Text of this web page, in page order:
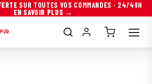
SUR TOUTES VOS COMMANDES · 24/48H
EN SAVOIR PLUS →